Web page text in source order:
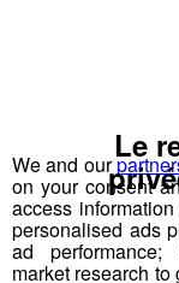
Retrouvez
de votre région !
We and our
on your consent
access
personalised ads
ad performance;
market research
Le